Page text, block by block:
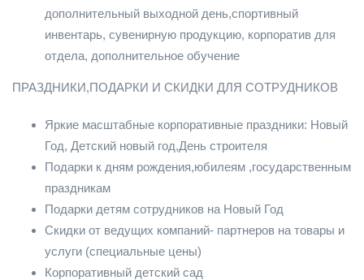
дополнительный выходной день,спортивный
инвентарь, сувенирную продукцию, корпоратив для
отдела, дополнительное обучение
ПРАЗДНИКИ,ПОДАРКИ И СКИДКИ ДЛЯ СОТРУДНИКОВ
Яркие масштабные корпоративные праздники: Новый
Год, Детский новый год,День строителя
Подарки к дням рождения,юбилеям ,государственным
праздникам
Подарки детям сотрудников на Новый Год
Скидки от ведущих компаний- партнеров на товары и
услуги (специальные цены)
Корпоративный детский сад